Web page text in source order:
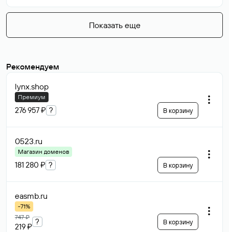
Показать еще
Рекомендуем
lynx.shop
Премиум
276 957 ₽ ? В корзину
0523.ru
Магазин доменов
181 280 ₽ ? В корзину
easmb.ru
-71%
747 ₽
219 ₽
? В корзину